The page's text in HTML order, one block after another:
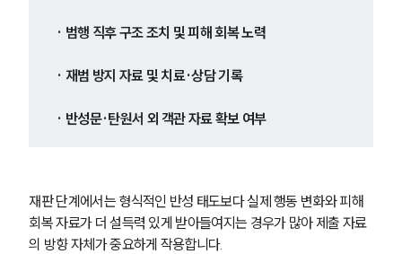
· 범행 직후 구조 조치 및 피해 회복 노력
· 재범 방지 자료 및 치료·상담 기록
· 반성문·탄원서 외 객관 자료 확보 여부
재판 단계에서는 형식적인 반성 태도보다 실제 행동 변화와 피해
회복 자료가 더 설득력 있게 받아들여지는 경우가 많아 제출 자료
의 방향 자체가 중요하게 작용합니다.